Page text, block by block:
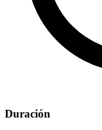
Duración